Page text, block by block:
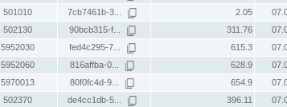
501010 7cb7461b-3... 2.05
502130 90bcb315-f... 311.76
5952030 fed4c295-7... 615.3
5952060 816affba-0... 628.9
5970013 80f0fc4d-9... 654.9
502370 de4cc1db-5... 396.11